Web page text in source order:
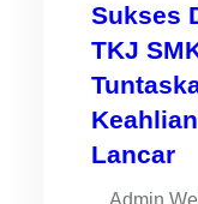
Sukses
TKJ
Lancar